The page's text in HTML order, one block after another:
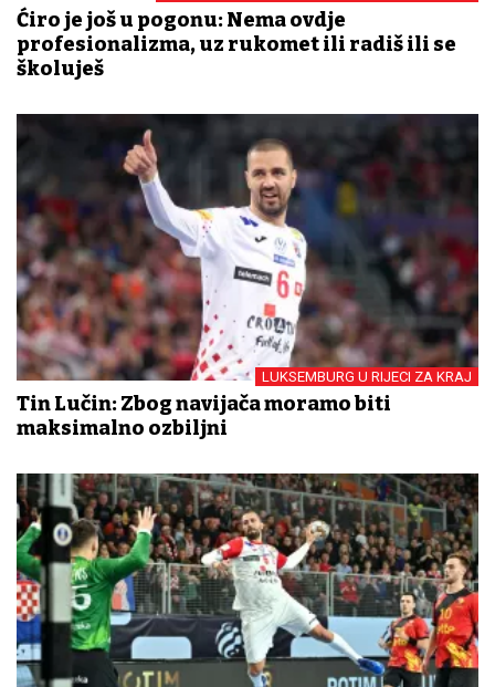
Ćiro je još u pogonu: Nema ovdje
profesionalizma, uz rukomet ili radiš ili se
školuješ
LUKSEMBURG U RIJECI ZA KRAJ
Tin Lučin: Zbog navijača moramo biti
maksimalno ozbiljni